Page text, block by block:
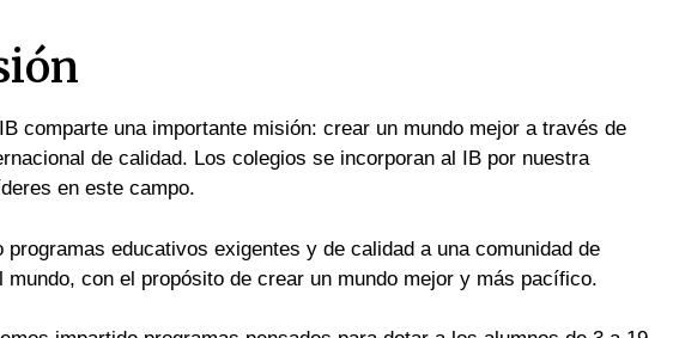
comparte una importante misión: crear un mundo mejor a través de
de calidad. Los colegios se incorporan al IB por nuestra
en este campo.
programas educativos exigentes y de calidad a una comunidad de
mundo, con el propósito de crear un mundo mejor y más pacífico.